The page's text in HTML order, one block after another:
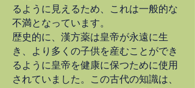
るように見えるため、これは一般的な
不満となっています。
歴史的に、漢方薬は皇帝が永遠に生
き、より多くの子供を産むことができ
るように皇帝を健康に保つために使用
されていました。この古代の知識は、